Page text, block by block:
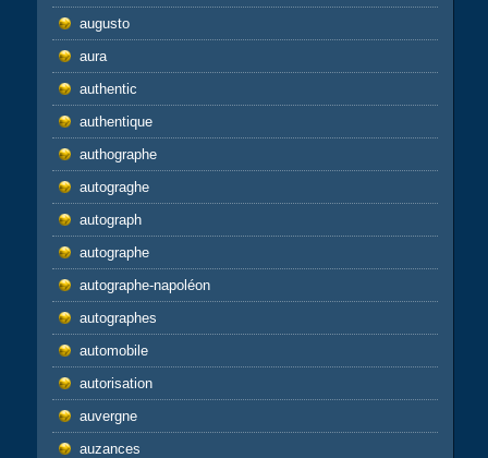
augusto
aura
authentic
authentique
authographe
autograghe
autograph
autographe
autographe-napoléon
autographes
automobile
autorisation
auvergne
auzances